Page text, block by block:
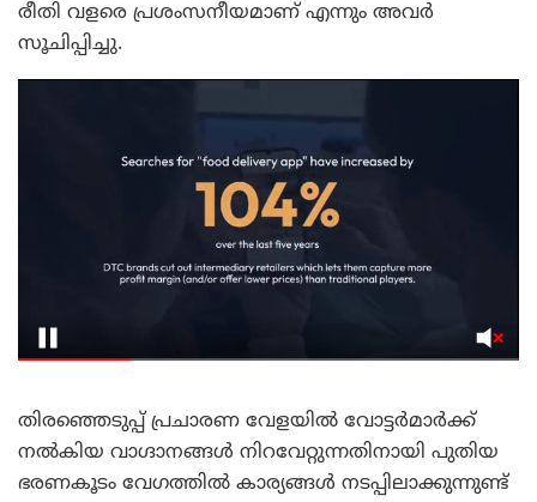
രീതി വളരെ പ്രശംസനീയമാണ് എന്നും അവർ
സൂചിപ്പിച്ചു.
തിരഞ്ഞെടുപ്പ് പ്രചാരണ വേളയിൽ വോട്ടർമാർക്ക്
നൽകിയ വാഗ്ദാനങ്ങൾ നിറവേറ്റുന്നതിനായി പുതിയ
ഭരണകൂടം വേഗത്തിൽ കാര്യങ്ങൾ നടപ്പിലാക്കുന്നുണ്ട്